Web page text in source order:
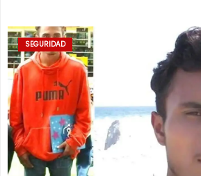
SEGURIDAD